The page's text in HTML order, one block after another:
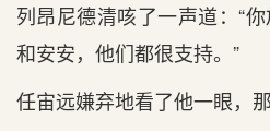
列昂尼德清咳了一声道：“
和安安，他们都很支持。”
任宙远嫌弃地看了他一眼，